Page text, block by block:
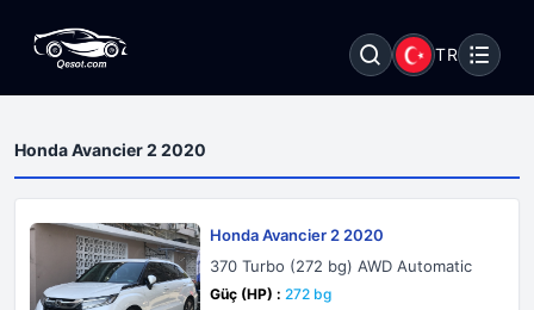
TR
Honda Avancier 2 2020
Honda Avancier 2 2020
370 Turbo (272 bg) AWD Automatic
Güç (HP) : 272 bg